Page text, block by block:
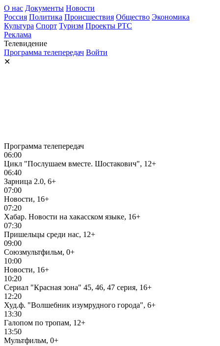
О нас Документы Новости
Россия Политика Происшествия Общество Экономика
Культура Спорт Туризм Проекты РТС
Реклама
Телевидение
Программа телепередач Войти
✕
Программа телепередач
06:00
Цикл "Послушаем вместе. Шостакович", 12+
06:40
Зарница 2.0, 6+
07:00
Новости, 16+
07:20
Хабар. Новости на хакасском языке, 16+
07:30
Пришельцы среди нас, 12+
09:00
Союзмультфильм, 0+
10:00
Новости, 16+
10:20
Сериал "Красная зона" 45, 46, 47 серия, 16+
12:20
Худ.ф. "Волшебник изумрудного города", 6+
13:30
Галопом по тропам, 12+
13:50
Мультфильм, 0+